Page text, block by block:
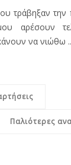
τράβηξαν
αρέσουν
να νιώθω
Παλιότερες